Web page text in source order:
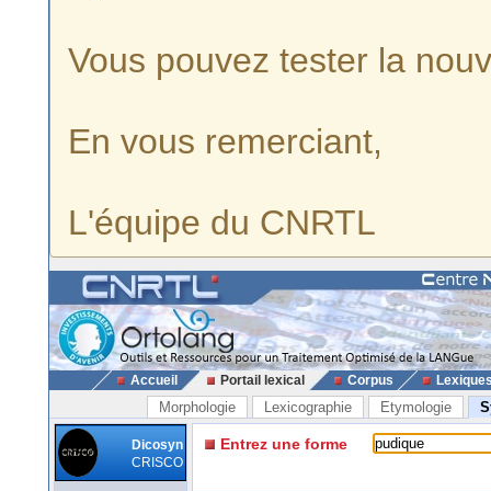
Vous pouvez tester la
En vous remerciant,
L'équipe du CNRTL
Accueil Portail lexical Corpus
Morphologie Lexicographie Etymologie
Dicosyn
CRISCO
Entrez une forme